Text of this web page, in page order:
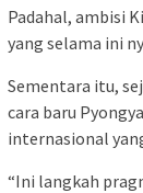
Padahal, ambisi
yang selama ini
Sementara itu,
cara baru
internasional
“Ini langkah